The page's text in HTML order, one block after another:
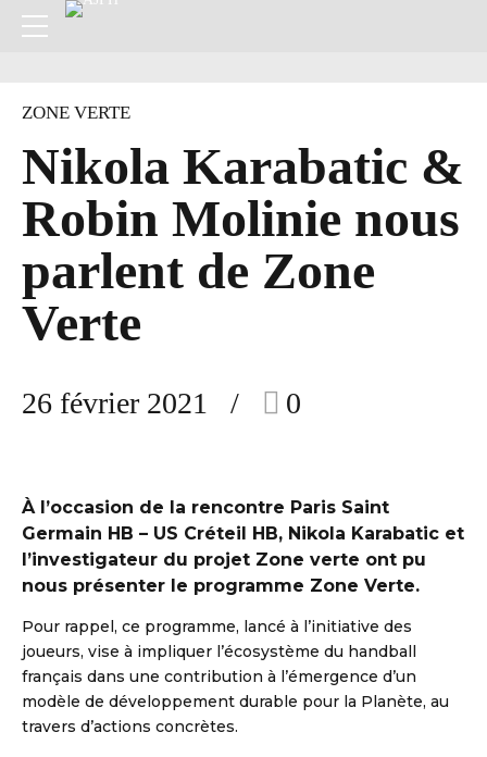
ZONE VERTE
Nikola Karabatic &
Robin Molinie nous
parlent de Zone
Verte
26 février 2021 0
À l’occasion de la rencontre Paris Saint
Germain HB – US Créteil HB, Nikola Karabatic et
l’investigateur du projet Zone verte ont pu
nous présenter le programme Zone Verte.
Pour rappel, ce programme, lancé à l’initiative des
joueurs, vise à impliquer l’écosystème du handball
français dans une contribution à l’émergence d’un
modèle de développement durable pour la Planète, au
travers d’actions concrètes.